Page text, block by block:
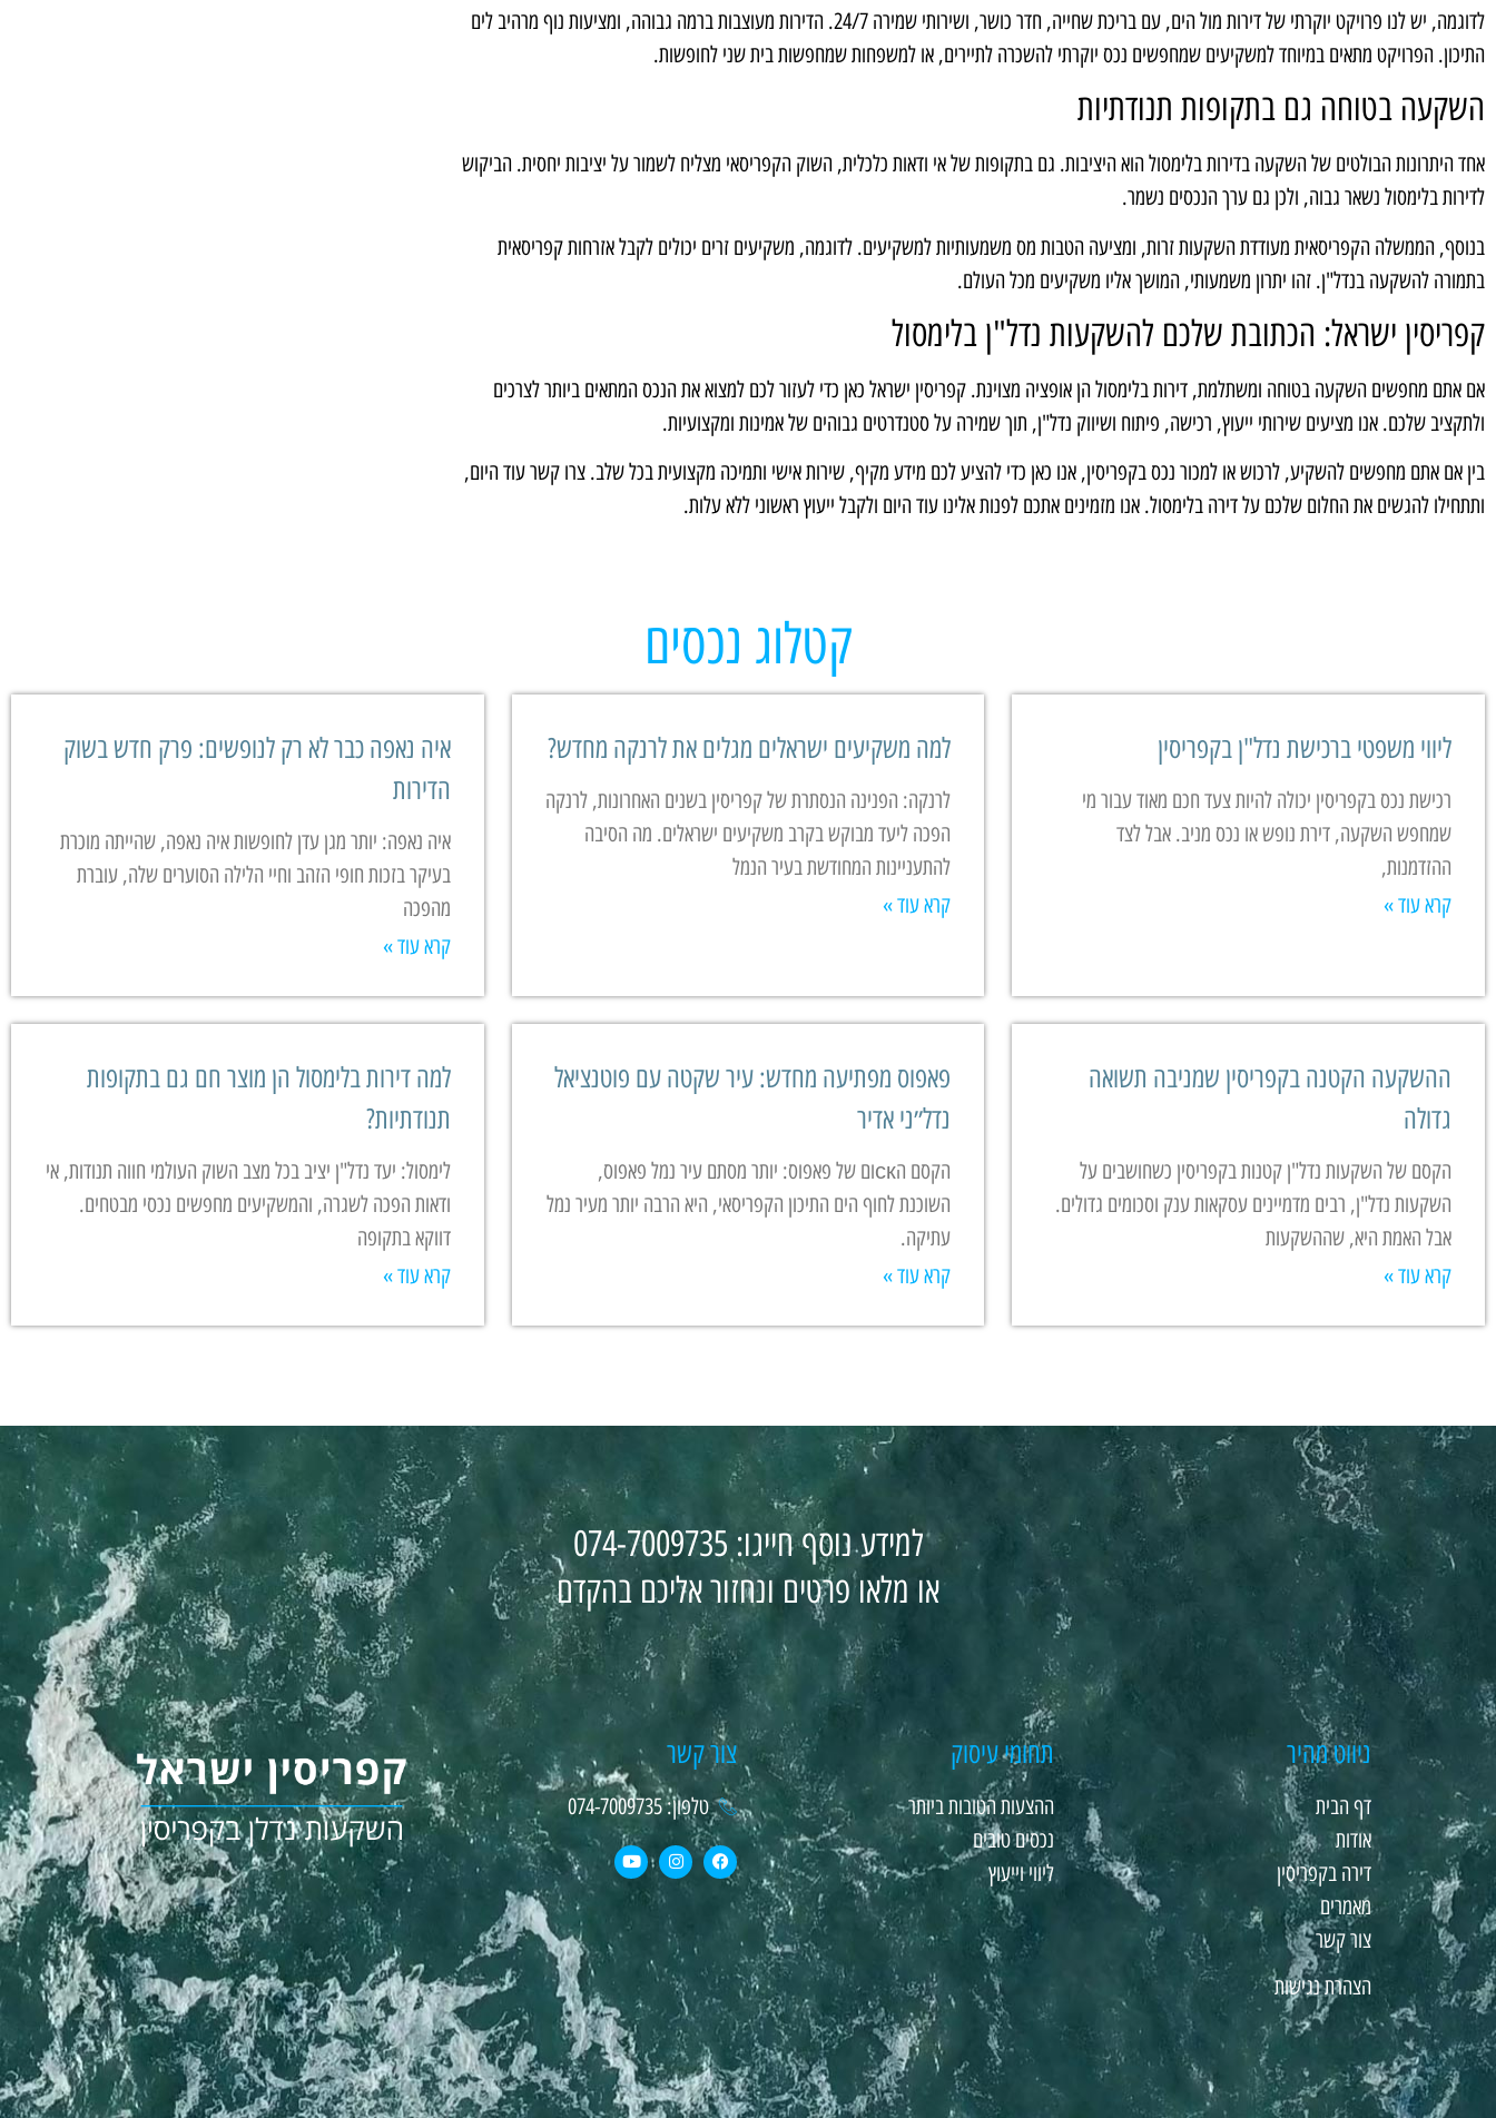
לדוגמה, יש לנו פרויקט יוקרתי של דירות מול הים, עם בריכת שחייה, חדר כושר, ושירותי שמירה 24/7. הדירות מעוצבות ברמה גבוהה, ומציעות נוף מרהיב לים
התיכון. הפרויקט מתאים במיוחד למשקיעים שמחפשים נכס יוקרתי להשכרה לתיירים, או למשפחות שמחפשות בית שני לחופשות.
השקעה בטוחה גם בתקופות תנודתיות
אחד היתרונות הבולטים של השקעה בדירות בלימסול הוא היציבות. גם בתקופות של אי ודאות כלכלית, השוק הקפריסאי מצליח לשמור על יציבות יחסית. הביקוש
לדירות בלימסול נשאר גבוה, ולכן גם ערך הנכסים נשמר.
בנוסף, הממשלה הקפריסאית מעודדת השקעות זרות, ומציעה הטבות מס משמעותיות למשקיעים. לדוגמה, משקיעים זרים יכולים לקבל אזרחות קפריסאית
בתמורה להשקעה בנדל"ן. זהו יתרון משמעותי, המושך אליו משקיעים מכל העולם.
קפריסין ישראל: הכתובת שלכם להשקעות נדל"ן בלימסול
אם אתם מחפשים השקעה בטוחה ומשתלמת, דירות בלימסול הן אופציה מצוינת. קפריסין ישראל כאן כדי לעזור לכם למצוא את הנכס המתאים ביותר לצרכים
ולתקציב שלכם. אנו מציעים שירותי ייעוץ, רכישה, פיתוח ושיווק נדל"ן, תוך שמירה על סטנדרטים גבוהים של אמינות ומקצועיות.
בין אם אתם מחפשים להשקיע, לרכוש או למכור נכס בקפריסין, אנו כאן כדי להציע לכם מידע מקיף, שירות אישי ותמיכה מקצועית בכל שלב. צרו קשר עוד היום,
ותתחילו להגשים את החלום שלכם על דירה בלימסול. אנו מזמינים אתכם לפנות אלינו עוד היום ולקבל ייעוץ ראשוני ללא עלות.
קטלוג נכסים
ליווי משפטי ברכישת נדל"ן בקפריסין
רכישת נכס בקפריסין יכולה להיות צעד חכם מאוד עבור מי
שמחפש השקעה, דירת נופש או נכס מניב. אבל לצד
ההזדמנות,
קרא עוד »
למה משקיעים ישראלים מגלים את לרנקה מחדש?
לרנקה: הפנינה הנסתרת של קפריסין בשנים האחרונות, לרנקה
הפכה ליעד מבוקש בקרב משקיעים ישראלים. מה הסיבה
להתעניינות המחודשת בעיר הנמל
קרא עוד »
איה נאפה כבר לא רק לנופשים: פרק חדש בשוק
הדירות
איה נאפה: יותר מגן עדן לחופשות איה נאפה, שהייתה מוכרת
בעיקר בזכות חופי הזהב וחיי הלילה הסוערים שלה, עוברת
מהפכה
קרא עוד »
ההשקעה הקטנה בקפריסין שמניבה תשואה
גדולה
הקסם של השקעות נדל"ן קטנות בקפריסין כשחושבים על
השקעות נדל"ן, רבים מדמיינים עסקאות ענק וסכומים גדולים.
אבל האמת היא, שההשקעות
קרא עוד »
פאפוס מפתיעה מחדש: עיר שקטה עם פוטנציאל
נדל״ני אדיר
הקסם הскום של פאפוס: יותר מסתם עיר נמל פאפוס,
השוכנת לחוף הים התיכון הקפריסאי, היא הרבה יותר מעיר נמל
עתיקה.
קרא עוד »
למה דירות בלימסול הן מוצר חם גם בתקופות
תנודתיות?
לימסול: יעד נדל"ן יציב בכל מצב השוק העולמי חווה תנודות, אי
ודאות הפכה לשגרה, והמשקיעים מחפשים נכסי מבטחים.
דווקא בתקופה
קרא עוד »
למידע נוסף חייגו: 074-7009735
או מלאו פרטים ונחזור אליכם בהקדם
ניווט מהיר
דף הבית
אודות
דירה בקפריסין
מאמרים
צור קשר
הצהרת נגישות
תחומי עיסוק
ההצעות הטובות ביותר
נכסים טובים
ליווי וייעוץ
צור קשר
טלפון: 074-7009735